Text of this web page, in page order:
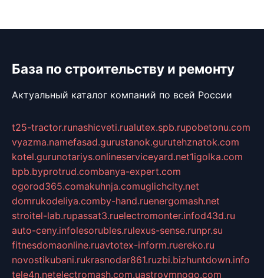
База по строительству и ремонту
Актуальный каталог компаний по всей России
t25-tractor.runashicveti.rualutex.spb.rupobetonu.com
vyazma.namefasad.gurustanok.gurutehznatok.com
kotel.gurunotariys.onlineserviceyard.net1igolka.com
bpb.byprotrud.combanya-expert.com
ogorod365.comakuhnja.comuglichcity.net
domrukodeliya.comby-hand.ruenergomash.net
stroitel-lab.rupassat3.ruelectromonter.infod43d.ru
auto-ceny.infolesorubles.rulexus-sense.runpr.su
fitnesdomaonline.ruavtotex-inform.ruereko.ru
novostikubani.rukrasnodar861.ruzbi.bizhuntdown.info
tele4n.netelectromash.com.uastroymnogo.com